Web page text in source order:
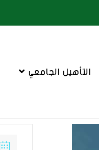
التأهيل الجامعي